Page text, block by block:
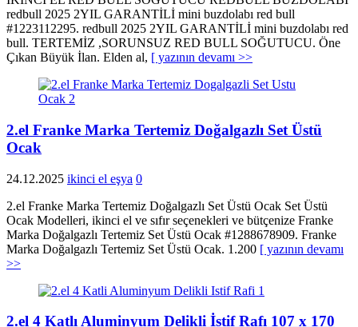
redbull 2025 2YIL GARANTİLİ mini buzdolabı red bull
#1223112295. redbull 2025 2YIL GARANTİLİ mini buzdolabı red
bull. TERTEMİZ ,SORUNSUZ RED BULL SOĞUTUCU. Öne
Çıkan Büyük İlan. Elden al, [ yazının devamı >>
2.el Franke Marka Tertemiz Doğalgazlı Set Üstü
Ocak
24.12.2025 ikinci el eşya 0
2.el Franke Marka Tertemiz Doğalgazlı Set Üstü Ocak Set Üstü
Ocak Modelleri, ikinci el ve sıfır seçenekleri ve bütçenize Franke
Marka Doğalgazlı Tertemiz Set Üstü Ocak #1288678909. Franke
Marka Doğalgazlı Tertemiz Set Üstü Ocak. 1.200 [ yazının devamı
>>
2.el 4 Katlı Aluminyum Delikli İstif Rafı 107 x 170